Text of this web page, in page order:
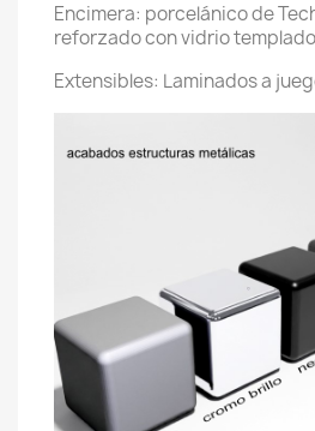
Encimera: porcelánico de
reforzado con vidrio templado
Extensibles: Laminados a